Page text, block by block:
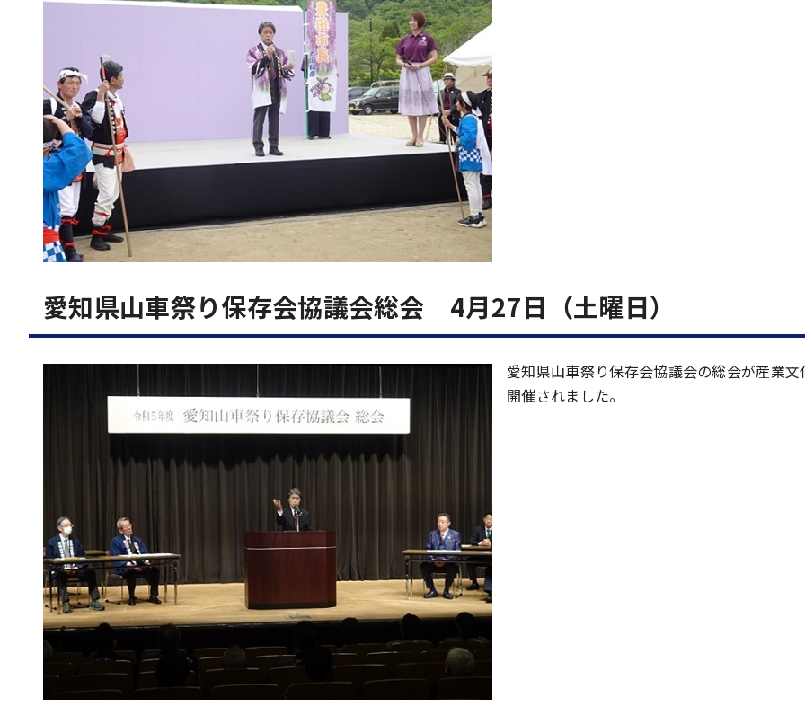
愛知県山車祭り保存会協議会総会 4月27日（土曜日）
愛知県山車祭り保存会協議会の総会が産業
開催されました。